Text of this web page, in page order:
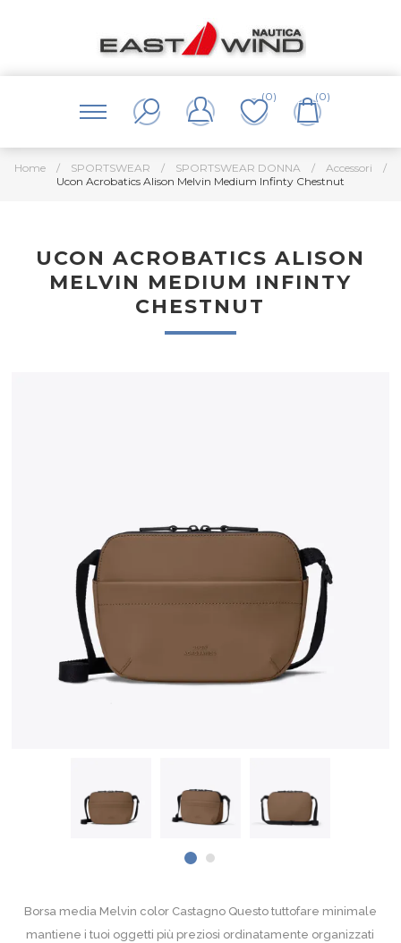
(0) (0)
Home / SPORTSWEAR / SPORTSWEAR DONNA / Accessori
/
Ucon Acrobatics Alison Melvin Medium Infinty Chestnut
UCON ACROBATICS ALISON
MELVIN MEDIUM INFINTY
CHESTNUT
Borsa media Melvin color Castagno Questo tuttofare minimale
mantiene i tuoi oggetti più preziosi ordinatamente organizzati